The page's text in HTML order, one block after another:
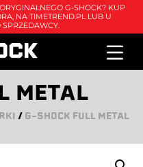
G-SHOCK? KUP
NA TIMETREND.PL LUB U
METAL
/ G-SHOCK FULL METAL